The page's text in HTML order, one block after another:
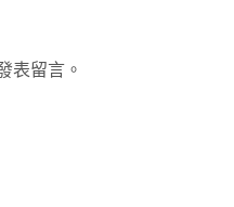
表留言。